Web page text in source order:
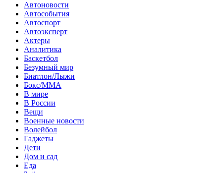
Автоновости
Автособытия
Автоспорт
Автоэксперт
Актеры
Аналитика
Баскетбол
Безумный мир
Биатлон/Лыжи
Бокс/MMA
В мире
В России
Вещи
Военные новости
Волейбол
Гаджеты
Дети
Дом и сад
Еда